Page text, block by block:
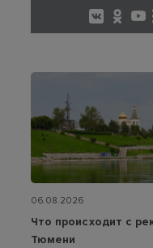
06.08.2026
Что происходит с
Тюмени